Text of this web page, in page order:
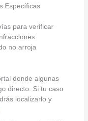
Específicas
para verificar
no arroja
donde algunas
directo. Si tu caso
localizarlo y